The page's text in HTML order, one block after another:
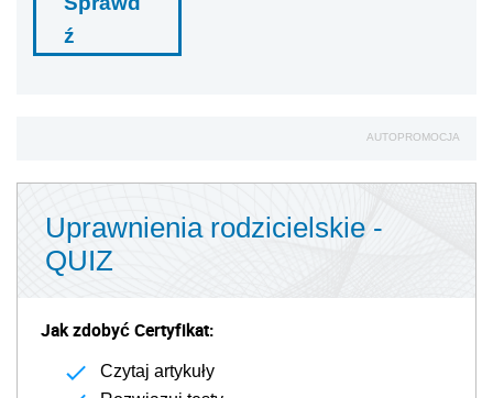
ź
AUTOPROMOCJA
Uprawnienia rodzicielskie -
QUIZ
Jak zdobyć Certyfikat:
Czytaj artykuły